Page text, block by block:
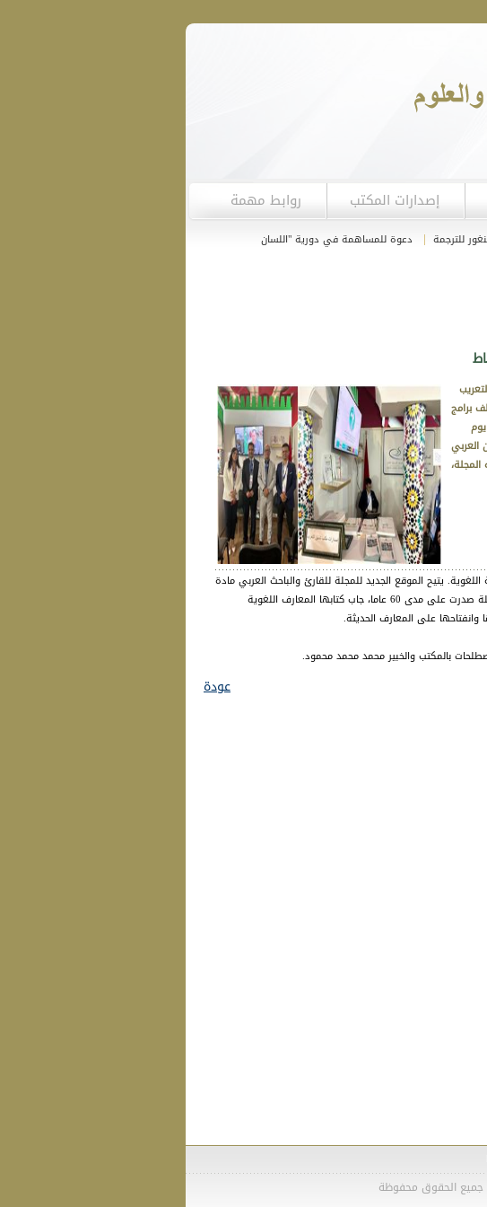
إصدارات المكتب روابط مهمة
للترجمة| دعوة للمساهمة في دورية "اللسان العربي"
مختلف برامج
العربي
يتيح الموقع الجديد للمجلة للقارئ والباحث العربي مادة
علمية ثرية، كتبها أكثر من 1333 كاتبا عربيا، في 83 عددا من أعداد المجلة صدرت على مدى 60 عاما، جاب كتابها المعارف اللغوية
على المعارف الحديثة.
بالمكتب والخبير محمد محمد محمود.
عودة